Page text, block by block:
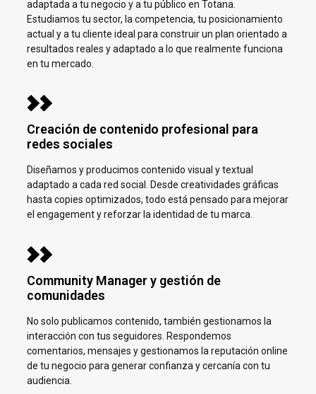
adaptada a tu negocio y a tu público en Totana.
Estudiamos tu sector, la competencia, tu posicionamiento
actual y a tu cliente ideal para construir un plan orientado a
resultados reales y adaptado a lo que realmente funciona
en tu mercado.
Creación de contenido profesional para
redes sociales
Diseñamos y producimos contenido visual y textual
adaptado a cada red social. Desde creatividades gráficas
hasta copies optimizados, todo está pensado para mejorar
el engagement y reforzar la identidad de tu marca.
Community Manager y gestión de
comunidades
No solo publicamos contenido, también gestionamos la
interacción con tus seguidores. Respondemos
comentarios, mensajes y gestionamos la reputación online
de tu negocio para generar confianza y cercanía con tu
audiencia.